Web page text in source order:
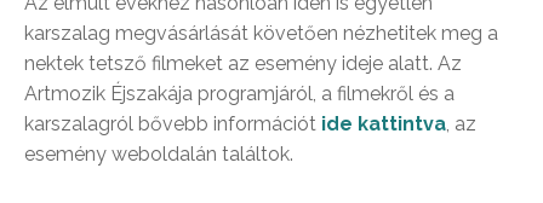
karszalag megvásárlását követően nézhetitek meg a
nektek tetsző filmeket az esemény ideje alatt. Az
Artmozik Éjszakája programjáról, a filmekről és a
karszalagról bővebb információt ide kattintva , az
esemény weboldalán találtok.